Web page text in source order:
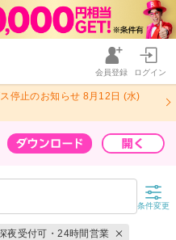
会員登録 ログイン
停止のお知らせ 8月12日 (水)
条件変更
夜受付可・24時間営業